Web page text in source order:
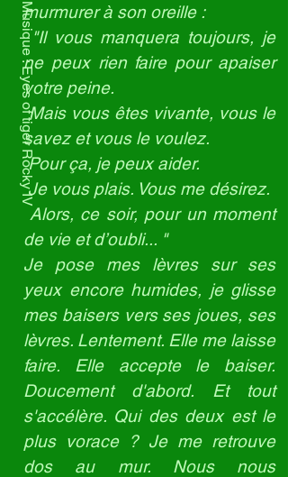
Musique : Eyes of tiger Rocky IV
murmurer à son oreille :
"Il vous manquera toujours, je
ne peux rien faire pour apaiser
votre peine.
Mais vous êtes vivante, vous le
savez et vous le voulez.
Pour ça, je peux aider.
Je vous plais. Vous me désirez.
Alors, ce soir, pour un moment
de vie et d’oubli... "
Je pose mes lèvres sur ses
yeux encore humides, je glisse
mes baisers vers ses joues, ses
lèvres. Lentement. Elle me laisse
faire. Elle accepte le baiser.
Doucement d'abord. Et tout
s'accélère. Qui des deux est le
plus vorace ? Je me retrouve
dos au mur. Nous nous